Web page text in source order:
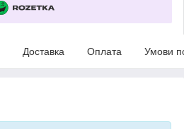
Доставка Оплата Умови